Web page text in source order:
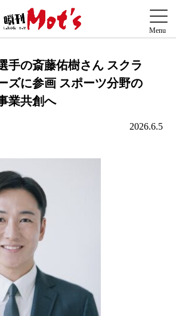
手の斎藤佑樹さん スクラ
ズに参画 スポーツ分野の
業共創へ
2026.6.5